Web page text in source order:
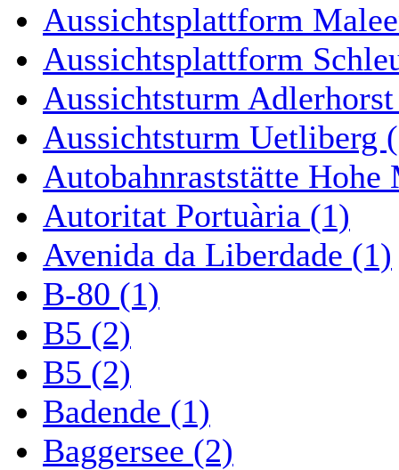
Aussichtsplattform
Aussichtsplattform
Aussichtsturm
Aussichtsturm Uetliberg
Autobahnraststätte Hohe
Autoritat Portuària (1)
Avenida da Liberdade (1)
B-80 (1)
B5 (2)
B5 (2)
Badende (1)
Baggersee (2)